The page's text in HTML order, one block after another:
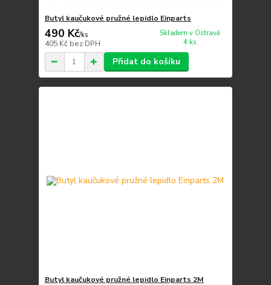
Butyl kaučukové pružné lepidlo Einparts
490 Kč/ks
405 Kč bez DPH
Skladem v Ostravě
4 ks
Přidat do košíku
Butyl kaučukové pružné lepidlo Einparts 2M